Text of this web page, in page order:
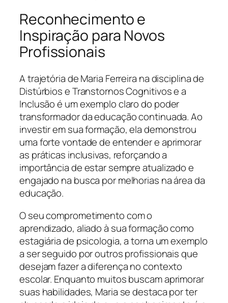
Reconhecimento e
Inspiração para Novos
Profissionais
A trajetória de Maria Ferreira na disciplina de
Distúrbios e Transtornos Cognitivos e a
Inclusão é um exemplo claro do poder
transformador da educação continuada. Ao
investir em sua formação, ela demonstrou
uma forte vontade de entender e aprimorar
as práticas inclusivas, reforçando a
importância de estar sempre atualizado e
engajado na busca por melhorias na área da
educação.
O seu comprometimento com o
aprendizado, aliado à sua formação como
estagiária de psicologia, a torna um exemplo
a ser seguido por outros profissionais que
desejam fazer a diferença no contexto
escolar. Enquanto muitos buscam aprimorar
suas habilidades, Maria se destaca por ter